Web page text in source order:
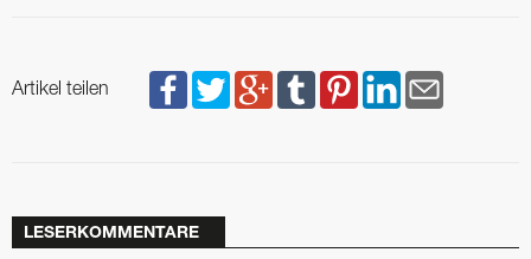
Artikel teilen
LESERKOMMENTARE